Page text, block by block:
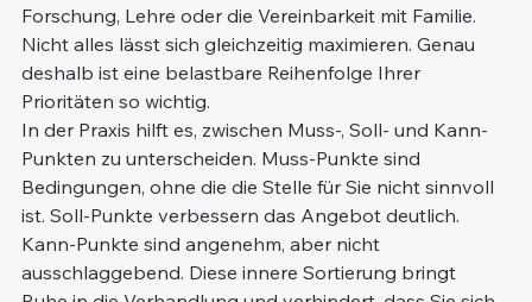
Forschung, Lehre oder die Vereinbarkeit mit Familie.
Nicht alles lässt sich gleichzeitig maximieren. Genau
deshalb ist eine belastbare Reihenfolge Ihrer
Prioritäten so wichtig.
In der Praxis hilft es, zwischen Muss-, Soll- und Kann-
Punkten zu unterscheiden. Muss-Punkte sind
Bedingungen, ohne die die Stelle für Sie nicht sinnvoll
ist. Soll-Punkte verbessern das Angebot deutlich.
Kann-Punkte sind angenehm, aber nicht
ausschlaggebend. Diese innere Sortierung bringt